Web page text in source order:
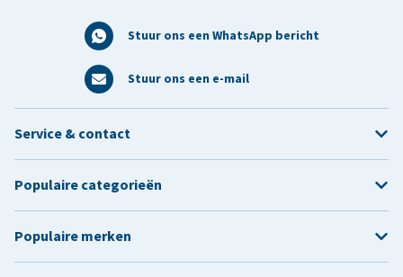
Stuur ons een WhatsApp bericht
Stuur ons een e-mail
Service & contact
Populaire categorieën
Populaire merken